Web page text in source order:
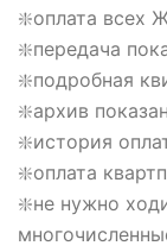
❇️оплата всех
❇️передача
❇️подробная
❇️архив
❇️история
❇️оплата
❇️не нужно